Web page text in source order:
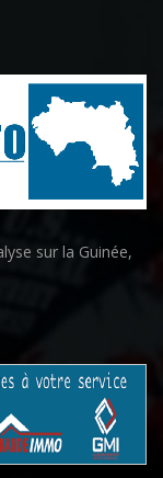
sur la Guinée,